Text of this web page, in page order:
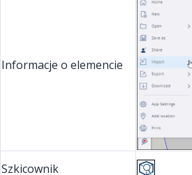
Informacje o elemencie
Szkicownik